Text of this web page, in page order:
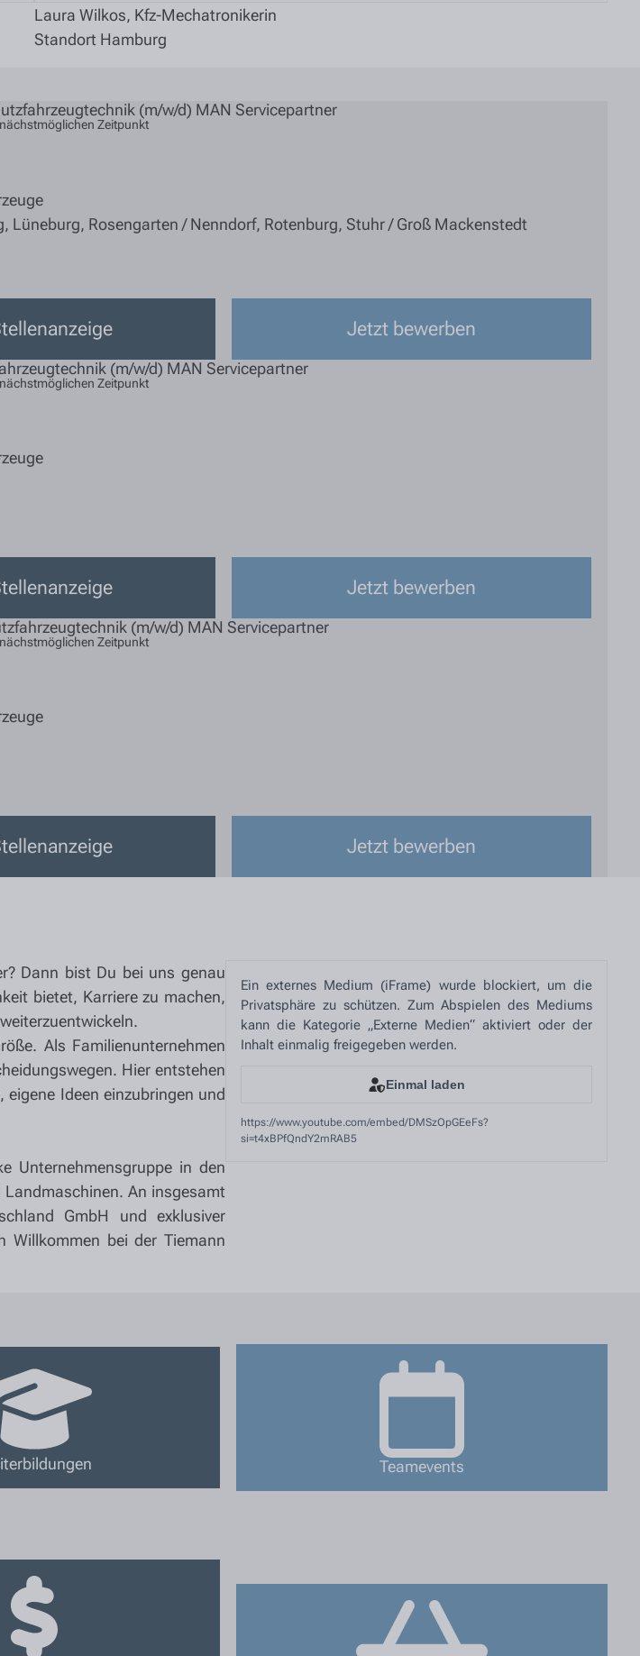
Laura Wilkos, Kfz-Mechatronikerin
Standort Hamburg
(m/w/d) MAN Servicepartner
nächstmöglichen Zeitpunkt
, Lüneburg, Rosengarten / Nenndorf, Rotenburg, Stuhr / Groß Mackenstedt
Jetzt bewerben
(m/w/d) MAN Servicepartner
nächstmöglichen Zeitpunkt
Jetzt bewerben
(m/w/d) MAN Servicepartner
nächstmöglichen Zeitpunkt
Jetzt bewerben
Dann bist Du bei uns genau
bietet, Karriere zu machen,
Als Familienunternehmen
Hier entstehen
Ideen einzubringen und
Unternehmensgruppe in den
Landmaschinen. An insgesamt
GmbH und exklusiver
Willkommen bei der Tiemann
Ein externes Medium (iFrame) wurde blockiert, um die
Privatsphäre zu schützen. Zum Abspielen des Mediums
kann die Kategorie „Externe Medien“ aktiviert oder der
Inhalt einmalig freigegeben werden.
Einmal laden
https://www.youtube.com/embed/DMSzOpGEeFs?
si=t4xBPfQndY2mRAB5
Teamevents